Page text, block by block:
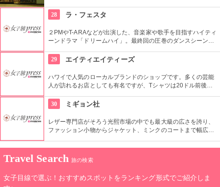
なるまで教えてくれるなんて、かなり太っ腹じゃないですか。
28 ラ・フェスタ
２PMやT-ARAなどが出演した、音楽家や歌手を目指すハイティ
ーンドラマ「ドリームハイ」。最終回の圧巻のダンスシーンが
でした。ロケ地堪能だけでなく、お買い物も楽しめます。ソウ
ルから1時間弱。
29 エイティエイティーズ
ハワイで人気のローカルブランドのショップです。多くの芸能
人が訪れるお店としても有名ですが、Tシャツは20ドル前後と
とても多いです。「いいな」と思ったら迷わず買いで！
30 ミギョン社
レザー専門店がそろう光熙市場の中でも最大級の広さを誇り、
ファッション小物からジャケット、ミンクのコートまで幅広い
ダーメイドも可能で、欲しいデザインや素材を相談しながら決
められます。
Travel Search 旅の検索
女子目線で選ぶ！おすすめスポットをランキング形式でご紹介しま